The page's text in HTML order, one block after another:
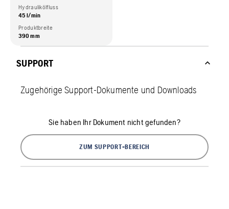
Hydraulikölfluss
45 l/min
Produktbreite
390 mm
SUPPORT
Zugehörige Support-Dokumente und Downloads
Sie haben Ihr Dokument nicht gefunden?
ZUM SUPPORT-BEREICH